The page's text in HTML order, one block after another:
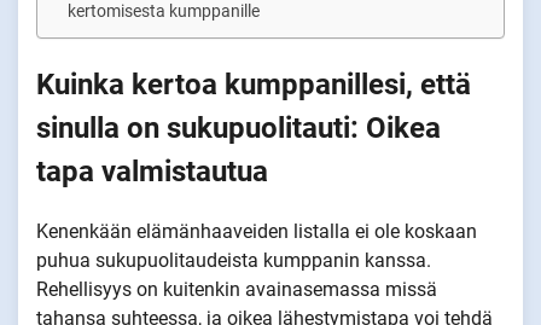
kertomisesta kumppanille
Kuinka kertoa kumppanillesi, että
sinulla on sukupuolitauti: Oikea
tapa valmistautua
Kenenkään elämänhaaveiden listalla ei ole koskaan
puhua sukupuolitaudeista kumppanin kanssa.
Rehellisyys on kuitenkin avainasemassa missä
tahansa suhteessa, ja oikea lähestymistapa voi tehdä